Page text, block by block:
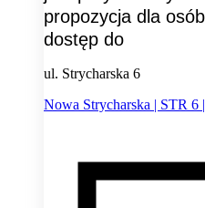
propozycja dla
dostęp do
ul. Strycharska 6
Nowa Strycharska | STR